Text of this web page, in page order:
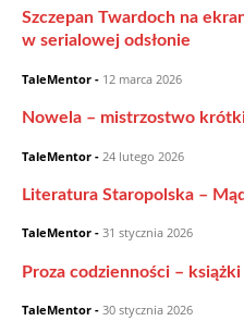
Szczepan Twardoch na
w serialowej odsłonie
TaleMentor - 12 marca 2026
Nowela – mistrzostwo
TaleMentor - 24 lutego 2026
Literatura Staropolska –
TaleMentor - 31 stycznia 2026
Proza codzienności –
TaleMentor - 30 stycznia 2026